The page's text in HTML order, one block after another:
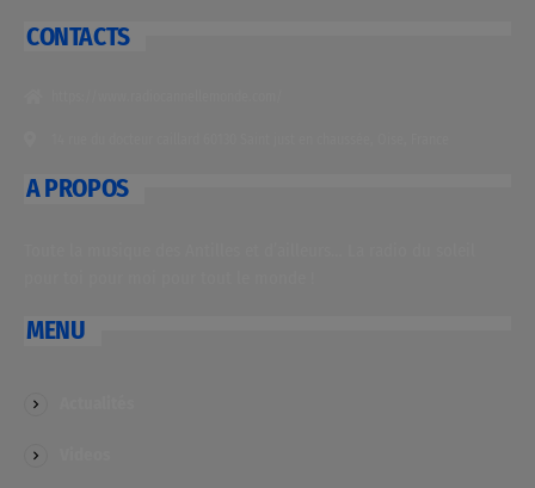
CONTACTS
A PROPOS
MENU